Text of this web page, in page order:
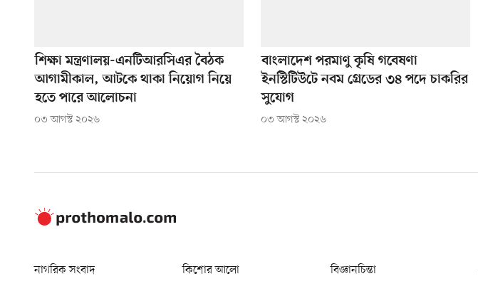
শিক্ষা মন্ত্রণালয়-এনটিআরসিএর বৈঠক
আগামীকাল, আটকে থাকা নিয়োগ নিয়ে
হতে পারে আলোচনা
০৩ আগস্ট ২০২৬
বাংলাদেশ পরমাণু কৃষি গবেষণা
ইনস্টিটিউটে নবম গ্রেডের ৩৪ পদে চাকরির
সুযোগ
০৩ আগস্ট ২০২৬
নাগরিক সংবাদ কিশোর আলো বিজ্ঞানচিন্তা